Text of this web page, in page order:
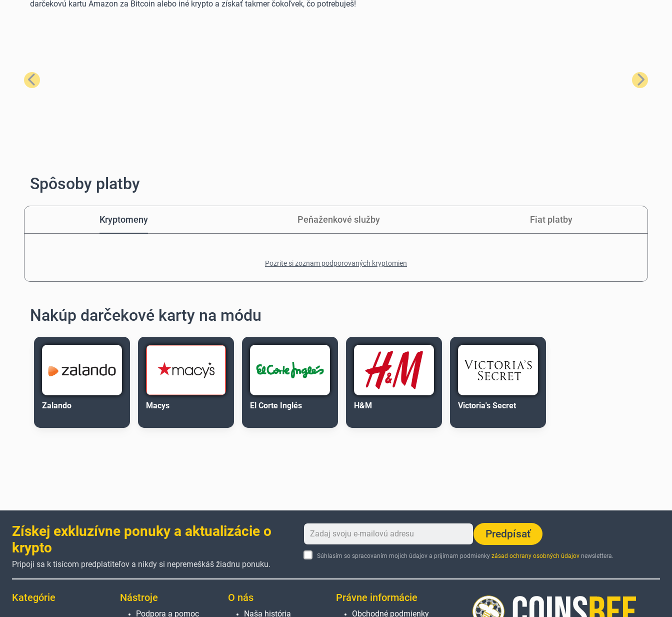
darčekovú kartu Amazon za Bitcoin alebo iné krypto a získať takmer čokoľvek, čo potrebuješ!
Predchádzajúci Ďalší
Spôsoby platby
Kryptomeny Peňaženkové služby Fiat platby
Pozrite si zoznam podporovaných kryptomien
Nakúp darčekové karty na módu
Zalando Macys El Corte Inglés H&M Victoria's Secret
Získej exkluzívne ponuky a aktualizácie o
krypto
Pripoji sa k tisícom predplatiteľov a nikdy si nepremeškáš žiadnu ponuku.
Predpísať
Súhlasím so spracovaním mojich údajov a prijímam podmienky zásad ochrany osobných údajovnewslettera.
Kategórie Nástroje
Podpora a pomoc
O nás
Naša história
Právne informácie
Obchodné podmienky